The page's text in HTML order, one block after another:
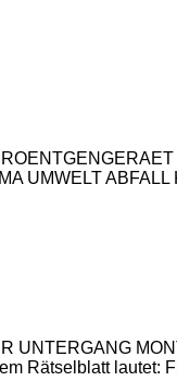
UMWELT ABFALL
UNTERGANG
Rätselblatt lautet: